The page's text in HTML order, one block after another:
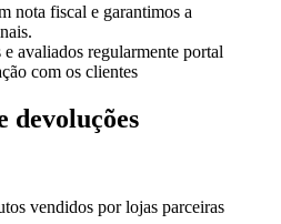
nota fiscal e garantimos a
avaliados regularmente portal
com os clientes
devoluções
vendidos por lojas parceiras